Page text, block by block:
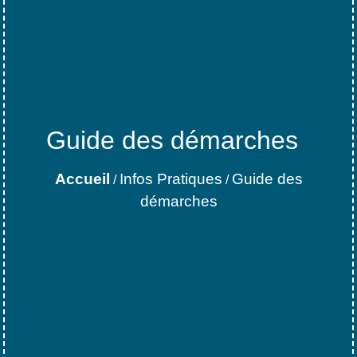
Guide des démarches
Accueil / Infos Pratiques / Guide des
démarches